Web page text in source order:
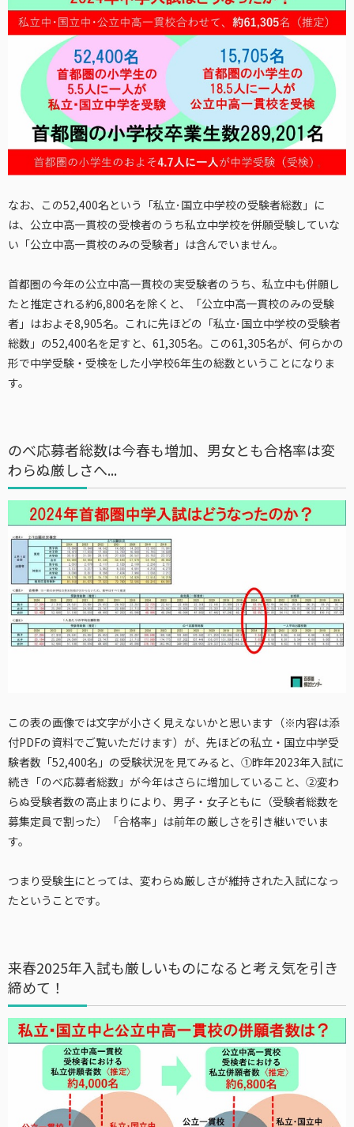
なお、この52,400名という「私立･国立中学校の受験者総数」に
は、公立中高一貫校の受検者のうち私立中学校を併願受験していな
い「公立中高一貫校のみの受験者」は含んでいません。
首都圏の今年の公立中高一貫校の実受験者のうち、私立中も併願し
たと推定される約6,800名を除くと、「公立中高一貫校のみの受験
者」はおよそ8,905名。これに先ほどの「私立･国立中学校の受験者
総数」の52,400名を足すと、61,305名。この61,305名が、何らかの
形で中学受験・受検をした小学校6年生の総数ということになりま
す。
のべ応募者総数は今春も増加、男女とも合格率は変
わらぬ厳しさへ...
この表の画像では文字が小さく見えないかと思います（※内容は添
付PDFの資料でご覧いただけます）が、先ほどの私立・国立中学受
験者数「52,400名」の受験状況を見てみると、①昨年2023年入試に
続き「のべ応募者総数」が今年はさらに増加していること、②変わ
らぬ受験者数の高止まりにより、男子・女子ともに（受験者総数を
募集定員で割った）「合格率」は前年の厳しさを引き継いでいま
す。
つまり受験生にとっては、変わらぬ厳しさが維持された入試になっ
たということです。
来春2025年入試も厳しいものになると考え気を引き
締めて！